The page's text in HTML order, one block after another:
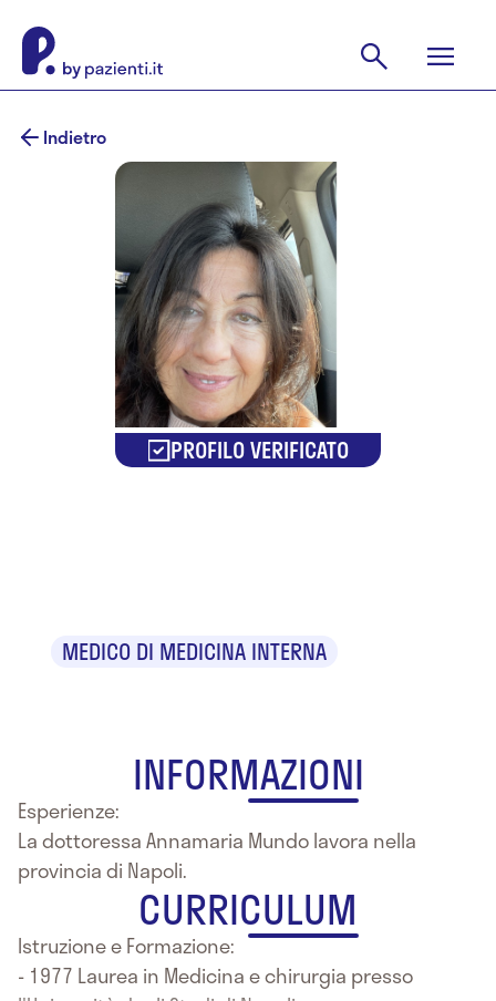
Indietro
PROFILO VERIFICATO
MEDICO DI MEDICINA INTERNA
INFORMAZIONI
Esperienze:
La dottoressa Annamaria Mundo lavora nella
provincia di Napoli.
CURRICULUM
Istruzione e Formazione:
- 1977 Laurea in Medicina e chirurgia presso